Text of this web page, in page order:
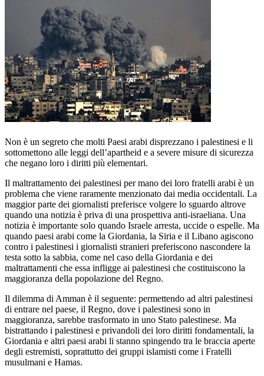
Non è un segreto che molti Paesi arabi disprezzano i palestinesi e li
sottomettono alle leggi dell’apartheid e a severe misure di sicurezza
che negano loro i diritti più elementari.
Il maltrattamento dei palestinesi per mano dei loro fratelli arabi è un
problema che viene raramente menzionato dai media occidentali. La
maggior parte dei giornalisti preferisce volgere lo sguardo altrove
quando una notizia è priva di una prospettiva anti-israeliana. Una
notizia è importante solo quando Israele arresta, uccide o espelle. Ma
quando paesi arabi come la Giordania, la Siria e il Libano agiscono
contro i palestinesi i giornalisti stranieri preferiscono nascondere la
testa sotto la sabbia, come nel caso della Giordania e dei
maltrattamenti che essa infligge ai palestinesi che costituiscono la
maggioranza della popolazione del Regno.
Il dilemma di Amman è il seguente: permettendo ad altri palestinesi
di entrare nel paese, il Regno, dove i palestinesi sono in
maggioranza, sarebbe trasformato in uno Stato palestinese. Ma
bistrattando i palestinesi e privandoli dei loro diritti fondamentali, la
Giordania e altri paesi arabi li stanno spingendo tra le braccia aperte
degli estremisti, soprattutto dei gruppi islamisti come i Fratelli
musulmani e Hamas.